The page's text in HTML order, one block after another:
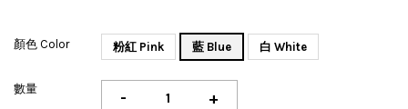
顏色 Color 粉紅 Pink 藍 Blue 白 White
數量 - +